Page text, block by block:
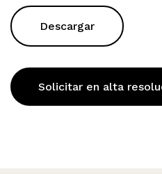
Descargar
Solicitar en alta